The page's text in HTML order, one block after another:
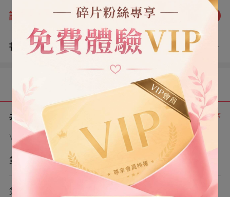
格扮演與他門當戶對的未婚妻,相處也算是平和無事。 直到
兩年後,當初被封家趕走的保姆女兒,回國歸來。 封雋也即
將恢復記憶。 等他的記憶和感情重回正軌後,註定要跟我徹
底清算。 一切將撥亂歸正時,我卻懷孕了。
評分：
書評 （3） 查看評論
目錄
共 7 章 正序
VIP章節可通過金幣購買提前點讀
第1章
第2章